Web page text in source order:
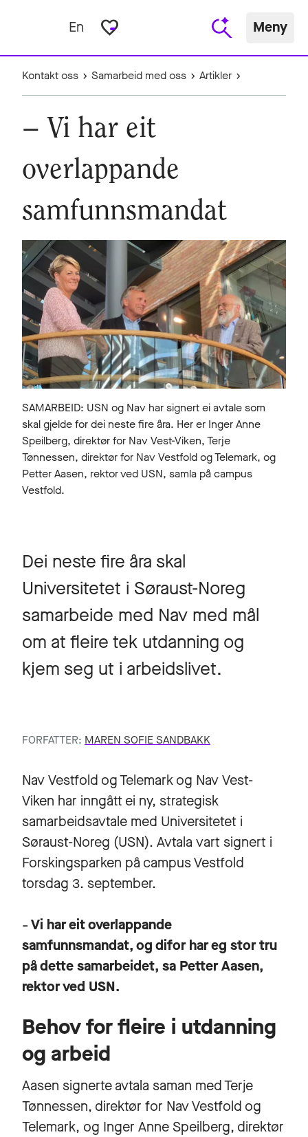
En favorite_border Meny
Kontakt oss Samarbeid med oss Artikler
– Vi har eit
overlappande
samfunnsmandat
SAMARBEID: USN og Nav har signert ei avtale som
skal gjelde for dei neste fire åra. Her er Inger Anne
Speilberg, direktør for Nav Vest-Viken, Terje
Tønnessen, direktør for Nav Vestfold og Telemark, og
Petter Aasen, rektor ved USN, samla på campus
Vestfold.
Dei neste fire åra skal
Universitetet i Søraust-Noreg
samarbeide med Nav med mål
om at fleire tek utdanning og
kjem seg ut i arbeidslivet.
FORFATTER: MAREN SOFIE SANDBAKK
Nav Vestfold og Telemark og Nav Vest-
Viken har inngått ei ny, strategisk
samarbeidsavtale med Universitetet i
Søraust-Noreg (USN). Avtala vart signert i
Forskingsparken på campus Vestfold
torsdag 3. september.
– Vi har eit overlappande
samfunnsmandat, og difor har eg stor tru
på dette samarbeidet, sa Petter Aasen,
rektor ved USN.
Behov for fleire i utdanning
og arbeid
Aasen signerte avtala saman med Terje
Tønnessen, direktør for Nav Vestfold og
Telemark, og Inger Anne Speilberg, direktør